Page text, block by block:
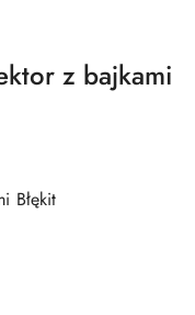
z bajkami
Błękit